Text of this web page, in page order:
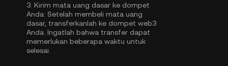
3. Kirim mata uang dasar ke dompet
Anda: Setelah membeli mata uang
dasar, transferkanlah ke dompet web3
Anda. Ingatlah bahwa transfer dapat
memerlukan beberapa waktu untuk
selesai.